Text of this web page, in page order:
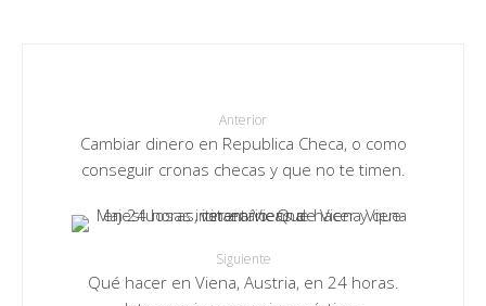
Anterior
Cambiar dinero en Republica Checa, o como
conseguir cronas checas y que no te timen.
Siguiente
Qué hacer en Viena, Austria, en 24 horas.